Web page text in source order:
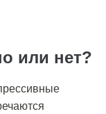
или нет?